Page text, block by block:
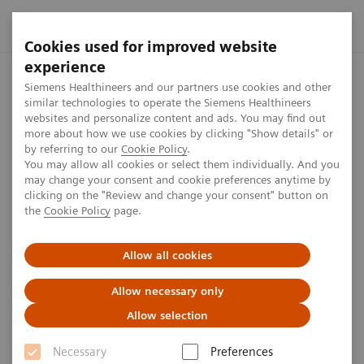
Cookies used for improved website
experience
Siemens Healthineers and our partners use cookies and other
similar technologies to operate the Siemens Healthineers
websites and personalize content and ads. You may find out
more about how we use cookies by clicking "Show details" or
by referring to our Cookie Policy.
You may allow all cookies or select them individually. And you
may change your consent and cookie preferences anytime by
clicking on the "Review and change your consent" button on
the Cookie Policy page.
Allow all cookies
Allow necessary only
Allow selection
Necessary
Preferences
Startseite Nutzungsbedingungen
Nutzungsbedingungen
. Anwendungsbereich
1.1 Eine Nutzung dieser von der Siemens
Healthineers AG ("Siemens Healthineers") und/oder